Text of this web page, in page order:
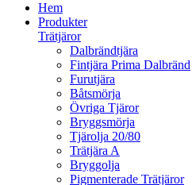
Hem
Produkter
Trätjäror
Dalbrändtjära
Fintjära Prima Dalbränd
Furutjära
Båtsmörja
Övriga Tjäror
Bryggsmörja
Tjärolja 20/80
Trätjära A
Bryggolja
Pigmenterade Trätjäror